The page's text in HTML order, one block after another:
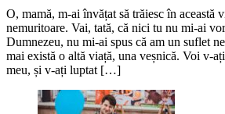
O, mamă, m-ai învățat să trăiesc în această
nemuritoare. Vai, tată, că nici tu nu mi-ai
Dumnezeu, nu mi-ai spus că am un suflet
mai există o altă viață, una veșnică. Voi v-
meu, și v-ați luptat […]